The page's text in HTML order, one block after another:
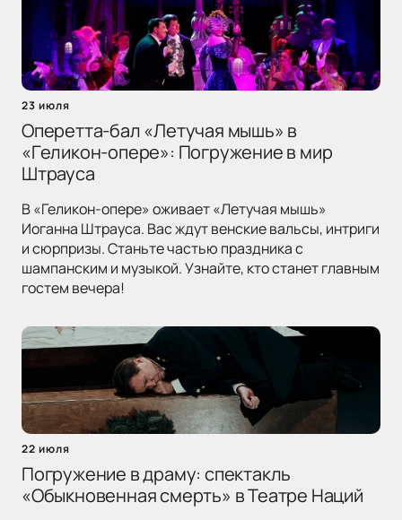
23 июля
Оперетта-бал «Летучая мышь» в
«Геликон-опере»: Погружение в мир
Штрауса
В «Геликон-опере» оживает «Летучая мышь»
Иоганна Штрауса. Вас ждут венские вальсы, интриги
и сюрпризы. Станьте частью праздника с
шампанским и музыкой. Узнайте, кто станет главным
гостем вечера!
22 июля
Погружение в драму: спектакль
«Обыкновенная смерть» в Театре Наций